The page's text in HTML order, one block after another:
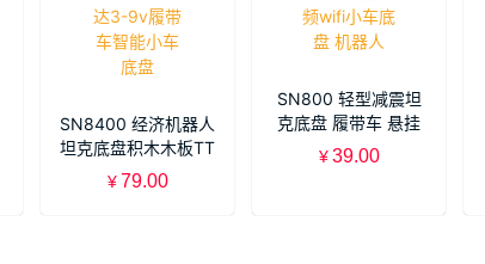
SN8400 经济机器人
坦克底盘积木木板TT
马达3-9v履带车智能
¥ 79.00
SN800 轻型减震坦
克底盘 履带车 悬挂
智能视频wifi小车底
¥ 39.00